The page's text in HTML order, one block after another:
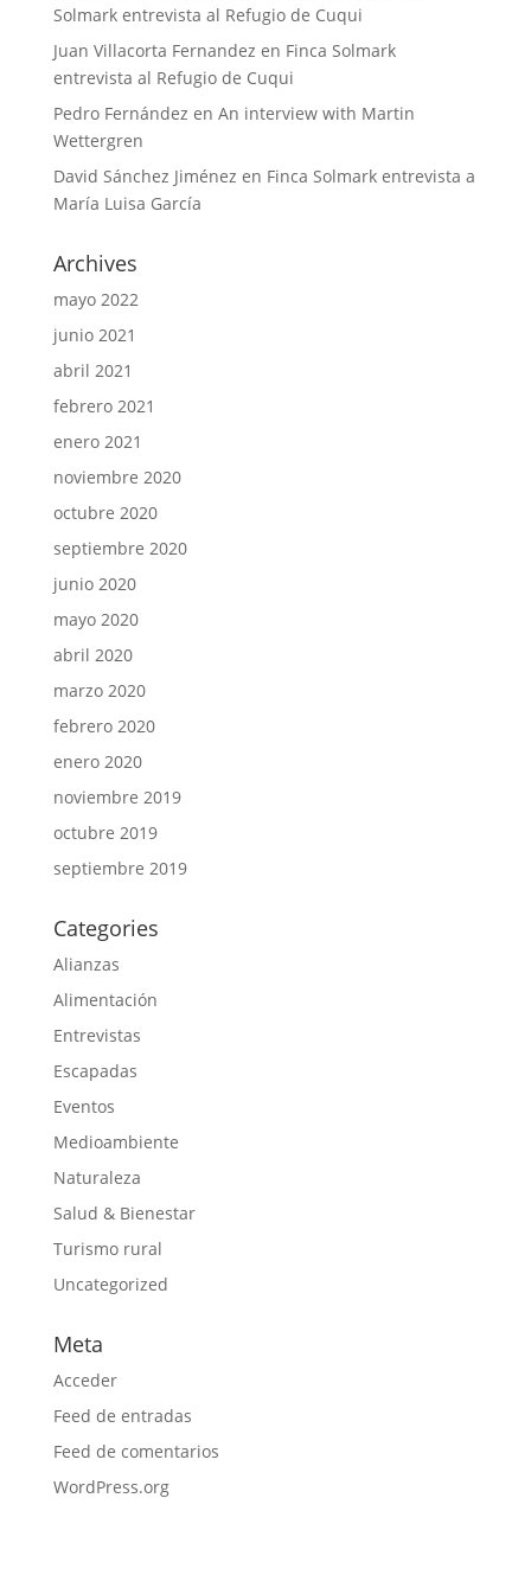
Solmark entrevista al Refugio de Cuqui
Juan Villacorta Fernandez en Finca Solmark
entrevista al Refugio de Cuqui
Pedro Fernández en An interview with Martin
Wettergren
David Sánchez Jiménez en Finca Solmark entrevista a
María Luisa García
Archives
mayo 2022
junio 2021
abril 2021
febrero 2021
enero 2021
noviembre 2020
octubre 2020
septiembre 2020
junio 2020
mayo 2020
abril 2020
marzo 2020
febrero 2020
enero 2020
noviembre 2019
octubre 2019
septiembre 2019
Categories
Alianzas
Alimentación
Entrevistas
Escapadas
Eventos
Medioambiente
Naturaleza
Salud & Bienestar
Turismo rural
Uncategorized
Meta
Acceder
Feed de entradas
Feed de comentarios
WordPress.org